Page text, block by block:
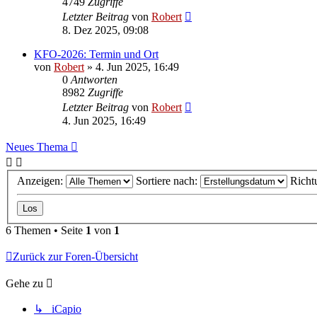
Letzter Beitrag von Robert
8. Dez 2025, 09:08
KFO-2026: Termin und Ort
von Robert » 4. Jun 2025, 16:49
0 Antworten
8982 Zugriffe
Letzter Beitrag von Robert
4. Jun 2025, 16:49
Neues Thema
Anzeigen: Sortiere nach:
6 Themen • Seite 1 von 1
Zurück zur Foren-Übersicht
Gehe zu
↳ iCapio